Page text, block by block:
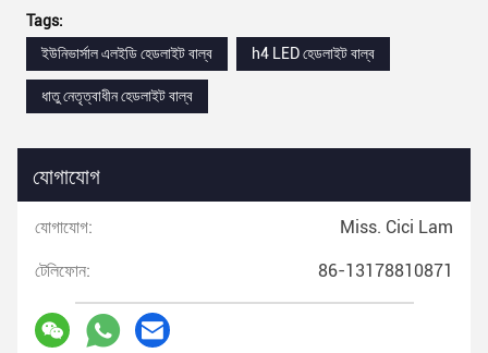
Tags:
ইউনিভার্সাল এলইডি হেডলাইট বাল্ব
h4 LED হেডলাইট বাল্ব
ধাতু নেতৃত্বাধীন হেডলাইট বাল্ব
যোগাযোগ
যোগাযোগ: Miss. Cici Lam
টেলিফোন: 86-13178810871